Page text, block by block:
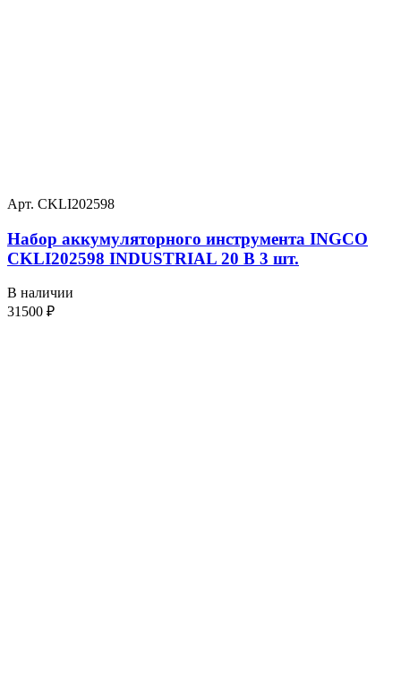
Арт. CKLI202598
Набор аккумуляторного инструмента INGCO
CKLI202598 INDUSTRIAL 20 В 3 шт.
В наличии
31500 ₽